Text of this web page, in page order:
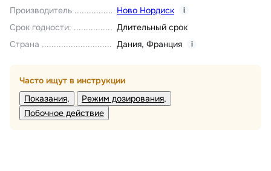
Производитель
Ново Нордиск i
Срок годности:
Длительный срок
Страна
Дания, Франция i
Часто ищут в инструкции
Показания
Режим дозирования
Побочное действие